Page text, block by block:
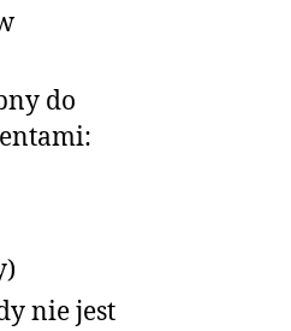
do
nie jest